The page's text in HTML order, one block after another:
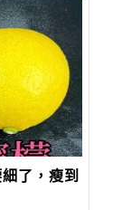
了，瘦到